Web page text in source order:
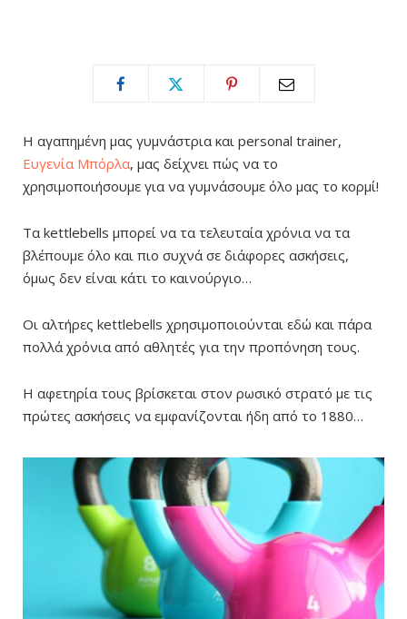
H αγαπημένη μας γυμνάστρια και personal trainer,
Ευγενία Μπόρλα, μας δείχνει πώς να το
χρησιμοποιήσουμε για να γυμνάσουμε όλο μας το κορμί!
Τα kettlebells μπορεί να τα τελευταία χρόνια να τα
βλέπουμε όλο και πιο συχνά σε διάφορες ασκήσεις,
όμως δεν είναι κάτι το καινούργιο…
Οι αλτήρες kettlebells χρησιμοποιούνται εδώ και πάρα
πολλά χρόνια από αθλητές για την προπόνηση τους.
Η αφετηρία τους βρίσκεται στον ρωσικό στρατό με τις
πρώτες ασκήσεις να εμφανίζονται ήδη από το 1880…